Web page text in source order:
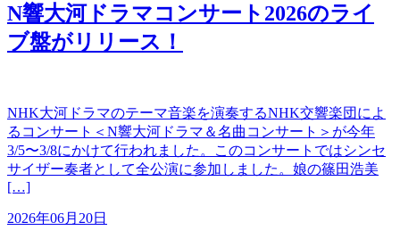
N響大河ドラマコンサート2026のライ
ブ盤がリリース！
NHK大河ドラマのテーマ音楽を演奏するNHK交響楽団によ
るコンサート＜N響大河ドラマ＆名曲コンサート＞が今年
3/5〜3/8にかけて行われました。このコンサートではシンセ
サイザー奏者として全公演に参加しました。娘の篠田浩美
[…]
2026年06月20日